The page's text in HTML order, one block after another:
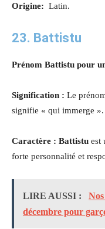
Origine: Latin.
23. Battistu
Prénom Battistu pour
Signification : Le
signifie « qui immerge ».
Caractère : Battistu est
forte personnalité et
LIRE AUSSI :
décembre pour